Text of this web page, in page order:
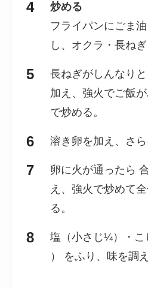
炒める
フライパンにごま
し、オクラ・長ね
長ねぎがしんなり
加え、強火でご飯
で炒める。
溶き卵を加え、さら
卵に火が通ったら
え、強火で炒めて
る。
塩（小さじ¼）・
） をふり、味を調え